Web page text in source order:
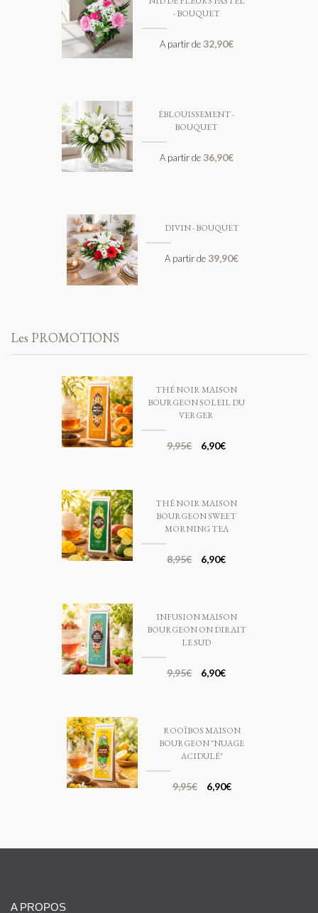
- BOUQUET
A partir de 32,90€
ÉBLOUISSEMENT -
BOUQUET
A partir de 36,90€
DIVIN - BOUQUET
A partir de39,90€
Les PROMOTIONS
THÉ NOIR MAISON
BOURGEON SOLEIL DU
VERGER
9,95€ 6,90€
THÉ NOIR MAISON
BOURGEON SWEET
MORNING TEA
8,95€ 6,90€
INFUSION MAISON
BOURGEON ON DIRAIT
LE SUD
9,95€ 6,90€
ROOÏBOS MAISON
BOURGEON "NUAGE
ACIDULÉ"
9,95€ 6,90€
A PROPOS